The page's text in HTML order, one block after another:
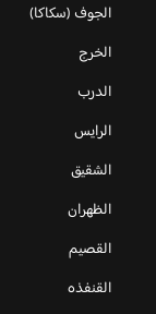
الجوف (سكاكا)
الخرج
الدرب
الرايس
الشقيق
الظهران
القصيم
القنفذه